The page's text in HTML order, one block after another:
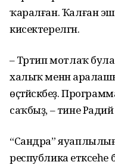
ҡаралған. Ҡалған
кисектерелгән.
– Тәртип мотлаҡ
халыҡ менән
өҫтәйәсәкбеҙ.
саҡбыҙ, – тине Радий
“Сандра” яуаплылығы
республика